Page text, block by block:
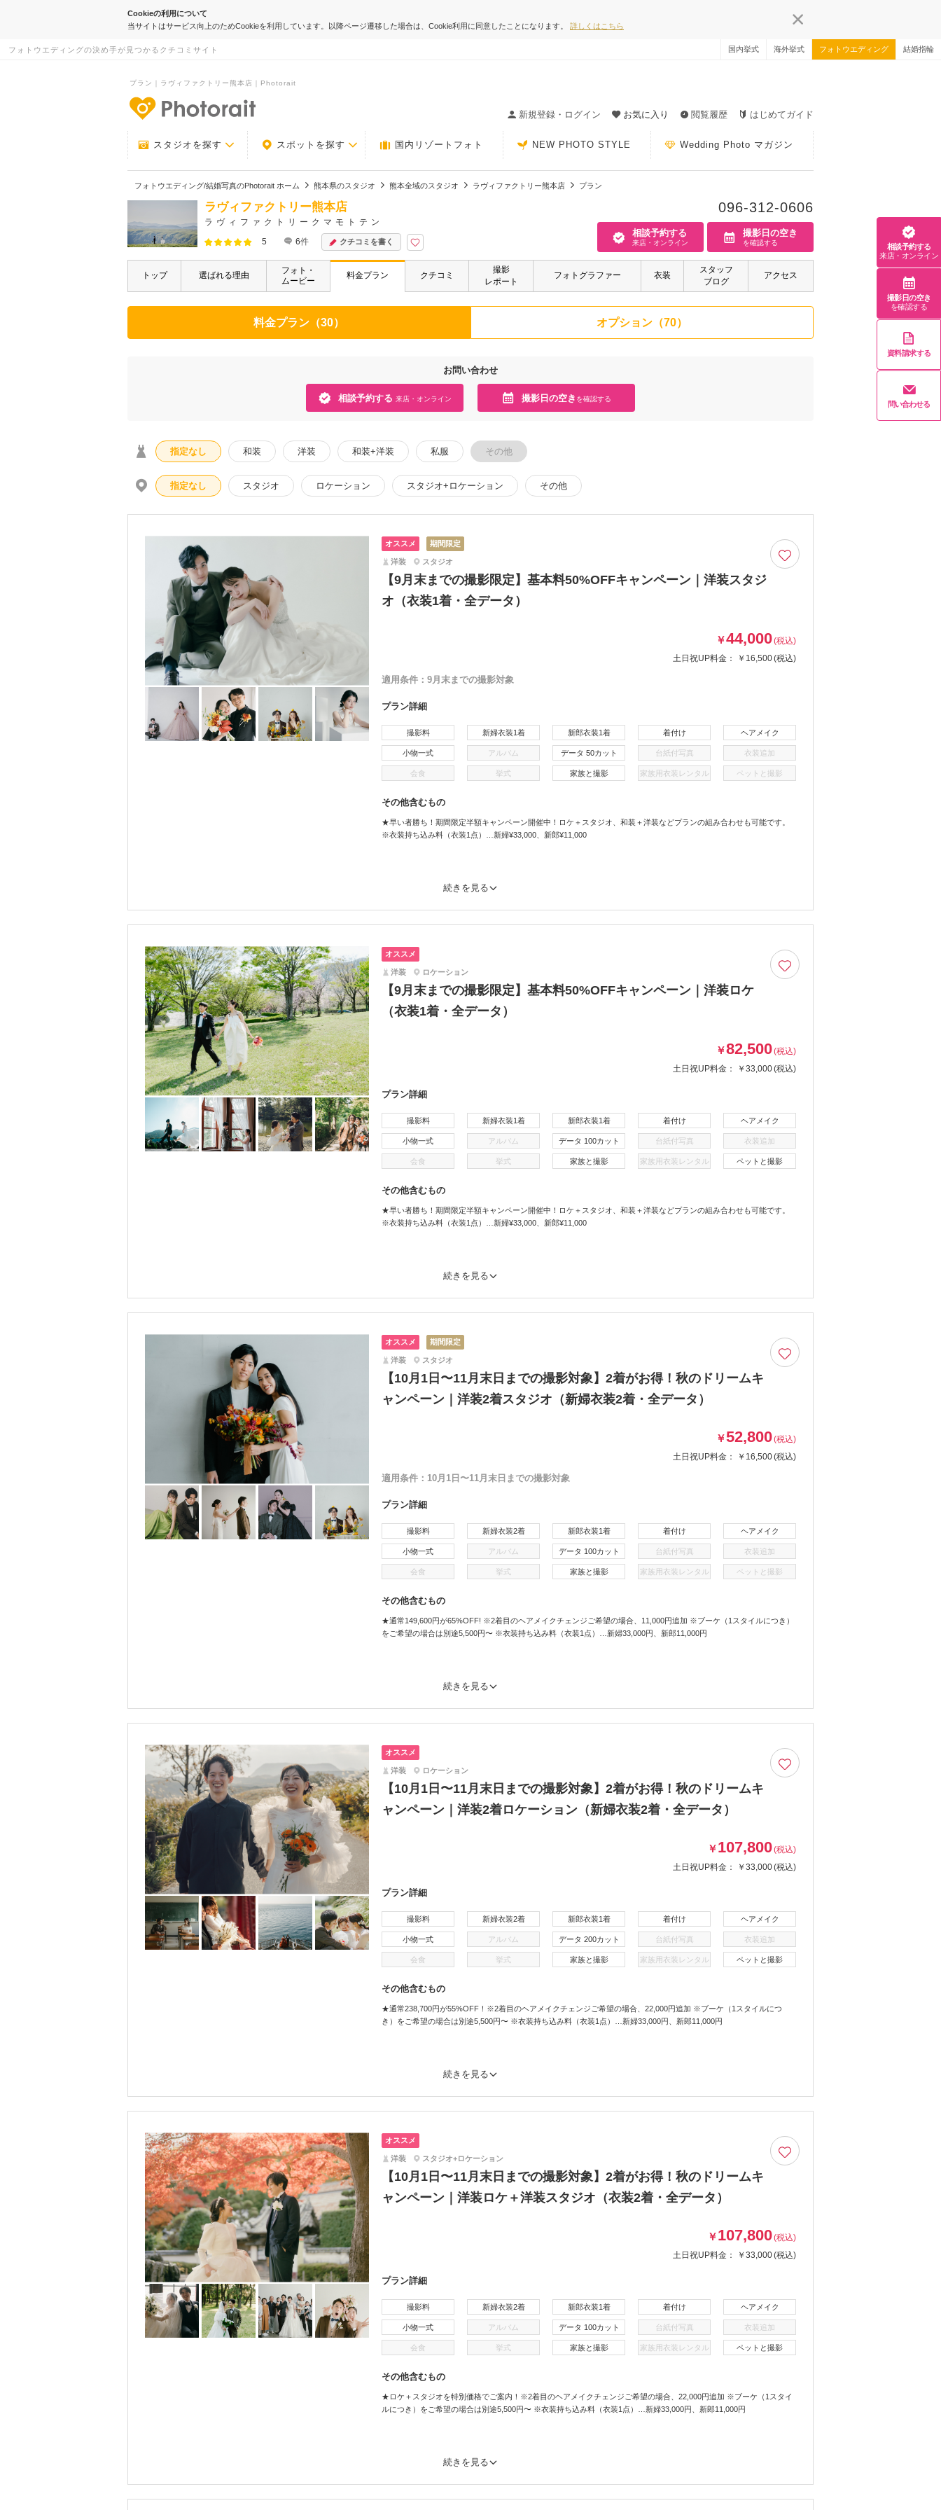
Cookieの利用について
当サイトはサービス向上のためCookieを利用しています。以降ページ遷移した場合は、Cookie利用に同意したことになります。 詳しくはこちら
フォトウエディングの決め手が見つかるクチコミサイト 国内挙式 海外挙式 フォトウエディング 結婚指輪
プラン｜ラヴィファクトリー熊本店｜Photorait
新規登録・ログイン
お気に入り 閲覧履歴 はじめてガイド
スタジオを探す スポットを探す 国内リゾートフォト NEW PHOTO STYLE Wedding Photo マガジン
フォトウエディング/結婚写真のPhotorait ホーム 熊本県のスタジオ 熊本全域のスタジオ ラヴィファクトリー熊本店 プラン
ラヴィファクトリー熊本店
ラヴィファクトリークマモトテン
5
6件 クチコミを書く
096-312-0606
相談予約する
来店・オンライン
撮影日の空き
を確認する
トップ 選ばれる理由
フォト・
ムービー
料金プラン クチコミ
撮影
レポート
フォトグラファー 衣装
スタッフ
ブログ
アクセス
料金プラン（30） オプション（70）
お問い合わせ
相談予約する 来店・オンライン 撮影日の空き を確認する
指定なし 和装 洋装 和装+洋装 私服 その他
指定なし スタジオ ロケーション スタジオ+ロケーション その他
オススメ 期間限定
洋装 スタジオ
【9月末までの撮影限定】基本料50%OFFキャンペーン｜洋装スタジ
オ（衣装1着・全データ）
￥44,000(税込)
土日祝UP料金：
￥16,500(税込)
適用条件： 9月末までの撮影対象
プラン詳細
撮影料 新婦衣装1着 新郎衣装1着 着付け ヘアメイク
小物一式 アルバム データ 50カット 台紙付写真 衣装追加
会食 挙式 家族と撮影 家族用衣装レンタル ペットと撮影
その他含むもの
★早い者勝ち！期間限定半額キャンペーン開催中！ロケ＋スタジオ、和装＋洋装などプランの組み合わせも可能です。
※衣装持ち込み料（衣装1点）…新婦¥33,000、新郎¥11,000
続きを見る
オススメ
洋装 ロケーション
【9月末までの撮影限定】基本料50%OFFキャンペーン｜洋装ロケ
（衣装1着・全データ）
￥82,500(税込)
土日祝UP料金：
￥33,000(税込)
プラン詳細
撮影料 新婦衣装1着 新郎衣装1着 着付け ヘアメイク
小物一式 アルバム データ 100カット 台紙付写真 衣装追加
会食 挙式 家族と撮影 家族用衣装レンタル ペットと撮影
その他含むもの
★早い者勝ち！期間限定半額キャンペーン開催中！ロケ＋スタジオ、和装＋洋装などプランの組み合わせも可能です。
※衣装持ち込み料（衣装1点）…新婦¥33,000、新郎¥11,000
続きを見る
オススメ 期間限定
洋装 スタジオ
【10月1日〜11月末日までの撮影対象】2着がお得！秋のドリームキ
ャンペーン｜洋装2着スタジオ（新婦衣装2着・全データ）
￥52,800(税込)
土日祝UP料金：
￥16,500(税込)
適用条件： 10月1日〜11月末日までの撮影対象
プラン詳細
撮影料 新婦衣装2着 新郎衣装1着 着付け ヘアメイク
小物一式 アルバム データ 100カット 台紙付写真 衣装追加
会食 挙式 家族と撮影 家族用衣装レンタル ペットと撮影
その他含むもの
★通常149,600円が65%OFF! ※2着目のヘアメイクチェンジご希望の場合、11,000円追加 ※ブーケ（1スタイルにつき）
をご希望の場合は別途5,500円〜 ※衣装持ち込み料（衣装1点）…新婦33,000円、新郎11,000円
続きを見る
オススメ
洋装 ロケーション
【10月1日〜11月末日までの撮影対象】2着がお得！秋のドリームキ
ャンペーン｜洋装2着ロケーション（新婦衣装2着・全データ）
￥107,800(税込)
土日祝UP料金：
￥33,000(税込)
プラン詳細
撮影料 新婦衣装2着 新郎衣装1着 着付け ヘアメイク
小物一式 アルバム データ 200カット 台紙付写真 衣装追加
会食 挙式 家族と撮影 家族用衣装レンタル ペットと撮影
その他含むもの
★通常238,700円が55%OFF！※2着目のヘアメイクチェンジご希望の場合、22,000円追加 ※ブーケ（1スタイルにつ
き）をご希望の場合は別途5,500円〜 ※衣装持ち込み料（衣装1点）…新婦33,000円、新郎11,000円
続きを見る
オススメ
洋装 スタジオ+ロケーション
【10月1日〜11月末日までの撮影対象】2着がお得！秋のドリームキ
ャンペーン｜洋装ロケ＋洋装スタジオ（衣装2着・全データ）
￥107,800(税込)
土日祝UP料金：
￥33,000(税込)
プラン詳細
撮影料 新婦衣装2着 新郎衣装1着 着付け ヘアメイク
小物一式 アルバム データ 100カット 台紙付写真 衣装追加
会食 挙式 家族と撮影 家族用衣装レンタル ペットと撮影
その他含むもの
★ロケ＋スタジオを特別価格でご案内！※2着目のヘアメイクチェンジご希望の場合、22,000円追加 ※ブーケ（1スタイ
ルにつき）をご希望の場合は別途5,500円〜 ※衣装持ち込み料（衣装1点）…新婦33,000円、新郎11,000円
続きを見る
相談予約する
来店・オンライン
撮影日の空き
を確認する
資料請求する
問い合わせる